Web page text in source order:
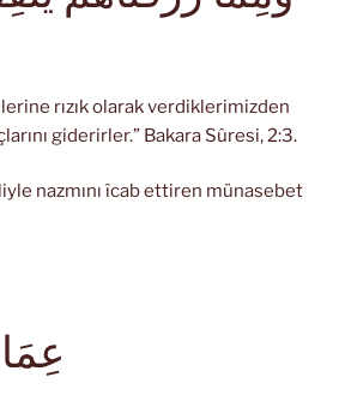
rızık olarak verdiklerimizden
giderirler.” Bakara Sûresi, 2:3.
nazmını îcab ettiren münasebet